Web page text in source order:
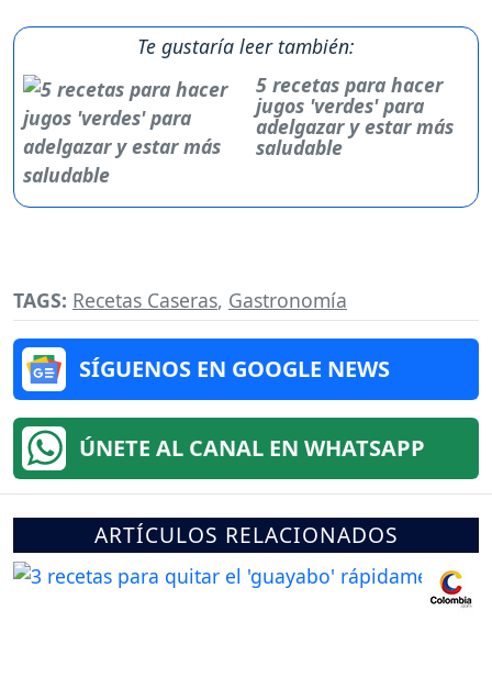
Te gustaría leer también:
5 recetas para hacer
jugos 'verdes' para
adelgazar y estar más
saludable
TAGS: Recetas Caseras, Gastronomía
SÍGUENOS EN GOOGLE NEWS
ÚNETE AL CANAL EN WHATSAPP
ARTÍCULOS RELACIONADOS